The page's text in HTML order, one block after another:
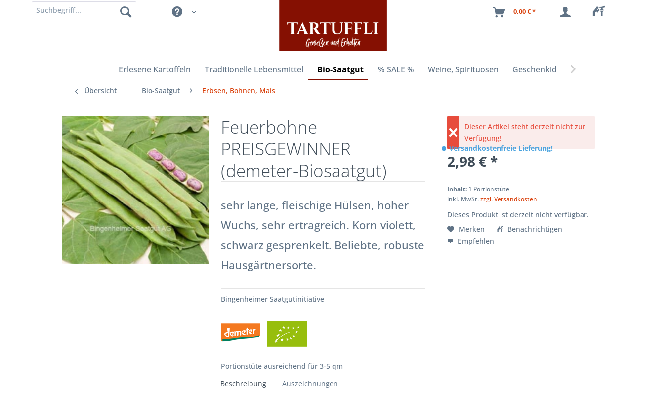
0,00 € *
Erlesene Kartoffeln Traditionelle Lebensmittel Bio-Saatgut % SALE % Weine, Spirituosen Geschenkideen
Übersicht Bio-Saatgut Erbsen, Bohnen, Mais
Feuerbohne
PREISGEWINNER
(demeter-Biosaatgut)
sehr lange, fleischige Hülsen, hoher
Wuchs, sehr ertragreich. Korn violett,
schwarz gesprenkelt. Beliebte, robuste
Hausgärtnersorte.
Bingenheimer Saatgutinitiative
Portionstüte ausreichend für 3-5 qm
Dieser Artikel steht derzeit nicht zur
Verfügung!
2,98 € *
Inhalt: 1 Portionstüte
inkl. MwSt.zzgl. Versandkosten
Versandkostenfreie Lieferung!
Dieses Produkt ist derzeit nicht verfügbar.
Merken
Benachrichtigen
Empfehlen
Beschreibung Auszeichnungen